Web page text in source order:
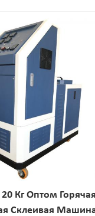
Кг Оптом Горячая
Склеивая